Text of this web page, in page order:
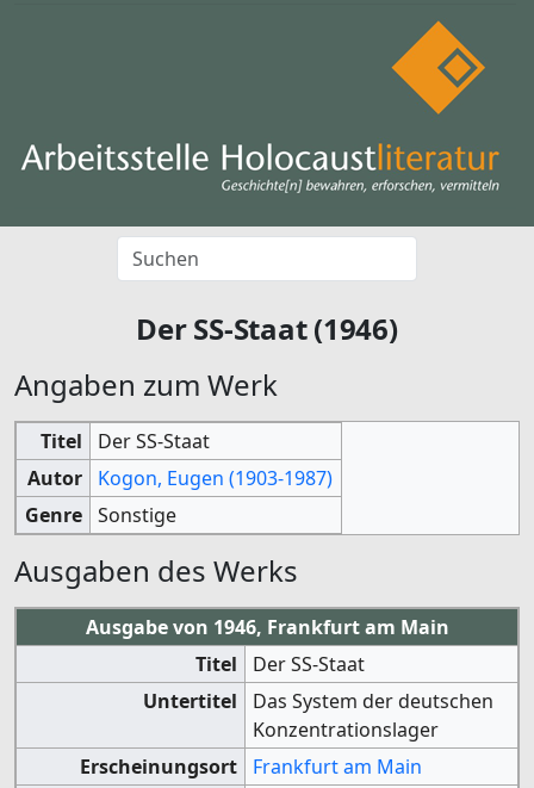
Der SS-Staat (1946)
Angaben zum Werk
Titel
Der SS-Staat
Autor
Kogon, Eugen (1903-1987)
Genre
Sonstige
Ausgaben des Werks
Ausgabe von 1946, Frankfurt am Main
Titel
Der SS-Staat
Untertitel
Das System der deutschen
Konzentrationslager
Erscheinungsort
Frankfurt am Main